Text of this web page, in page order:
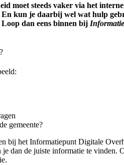
moet steeds vaker via het
En kun je daarbij wel wat hulp
dan eens binnen bij
gemeente?
bij het Informatiepunt Digitale
je dan de juiste informatie te vinden.